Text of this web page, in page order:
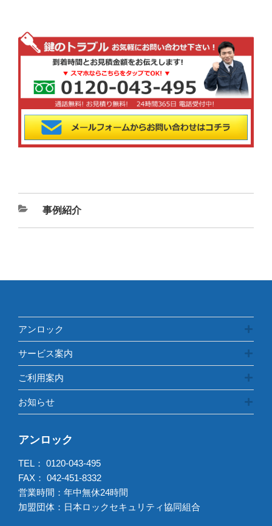
カ
テ
事例紹介
アンロック
サービス案内
ご利用案内
お知らせ
アンロック
TEL： 0120-043-495
FAX： 042-451-8332
営業時間：年中無休24時間
加盟団体：日本ロックセキュリティ協同組合